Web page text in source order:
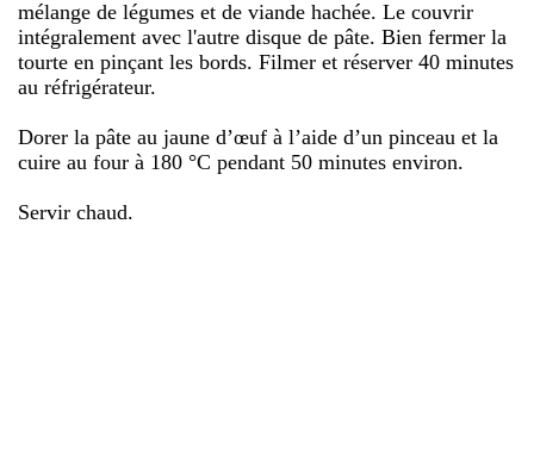
mélange de légumes et de viande hachée. Le couvrir
intégralement avec l'autre disque de pâte. Bien fermer la
tourte en pinçant les bords. Filmer et réserver 40 minutes
au réfrigérateur.
Dorer la pâte au jaune d’œuf à l’aide d’un pinceau et la
cuire au four à 180 °C pendant 50 minutes environ.
Servir chaud.